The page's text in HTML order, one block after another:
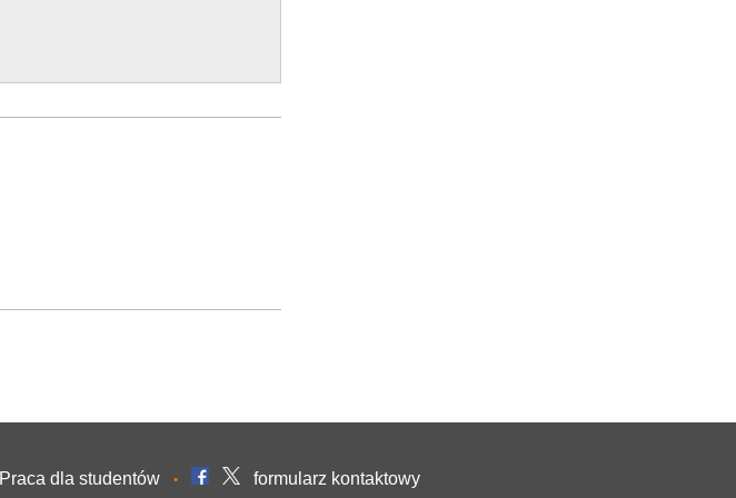
Praca dla studentów • formularz kontaktowy